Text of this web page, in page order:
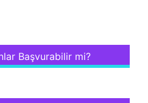
Başvurabilir mi?